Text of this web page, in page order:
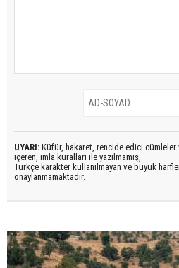
UYARI: Küfür, hakaret, rencide edici cümleler
içeren, imla kuralları ile yazılmamış,
Türkçe karakter kullanılmayan ve büyük
onaylanmamaktadır.